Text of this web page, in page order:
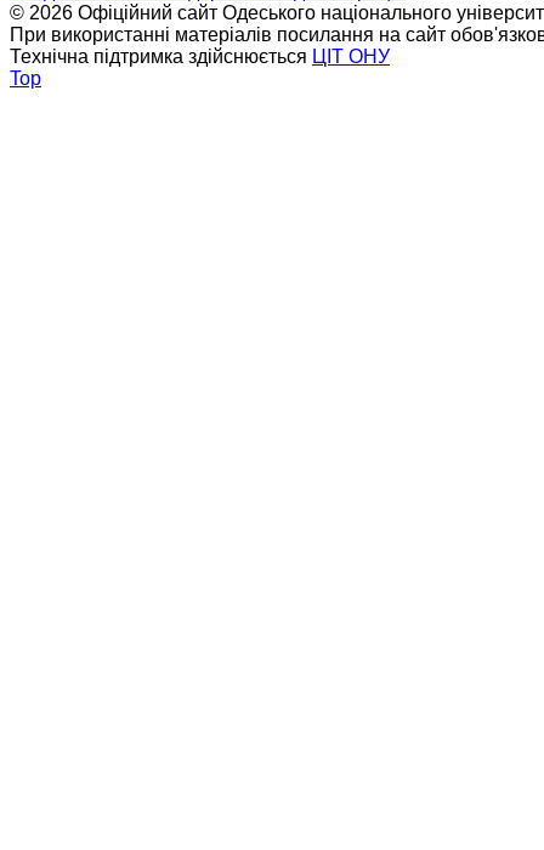
© 2026 Офіційний сайт Одеського національного
При використанні матеріалів посилання на сайт
Технічна підтримка здійснюється ЦІТ ОНУ
Top